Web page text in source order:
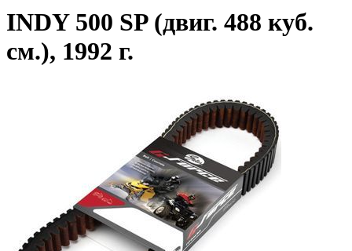
INDY 500 SP (двиг. 488 куб.
см.), 1992 г.